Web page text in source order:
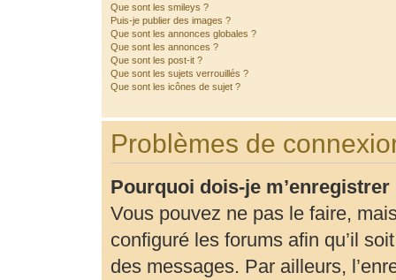
Que sont les smileys ?
Puis-je publier des images ?
Que sont les annonces globales ?
Que sont les annonces ?
Que sont les post-it ?
Que sont les sujets verrouillés ?
Que sont les icônes de sujet ?
Problèmes de
Pourquoi dois-je m’enregistrer
Vous pouvez ne pas le faire,
configuré les forums afin qu’il
des messages. Par ailleurs,